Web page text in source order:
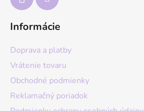
Informácie
Doprava a platby
Vrátenie tovaru
Obchodné podmienky
Reklamačný poriadok